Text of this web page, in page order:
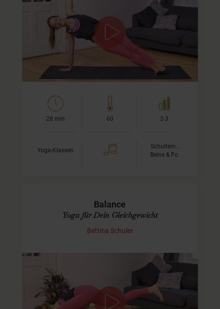
Yoga Flow für mehr Kraft in den Armen
und Schultern
In meinem ersten Yoga-Video auf YogaMeHome möchte
ich mit Dir durch einen kraftvollen Flow gehen, in dem wir
uns auf die Stärkung der Arme und…
28 min 60 2-3
Yoga-Klassen
Schultern ,
Beine & Po
Balance
Yoga für Dein Gleichgewicht
Bettina Schuler
Vinyasa mit Fokus auf Balance
In diesem Yoga-Video erwartet Dich eine recht klassische
Vinyasa-Sequenz, die ruhig beginnt und sich langsam
steigert.